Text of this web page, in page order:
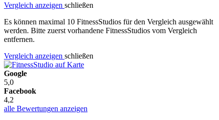
Vergleich anzeigen schließen
Es können maximal 10 FitnessStudios für den Vergleich ausgewählt
werden. Bitte zuerst vorhandene FitnessStudios vom Vergleich
entfernen.
Vergleich anzeigen schließen
Google
5,0
Facebook
4,2
alle Bewertungen anzeigen